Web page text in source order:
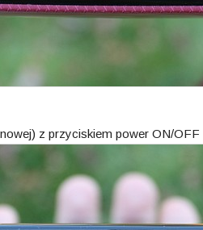
z przyciskiem power ON/OFF